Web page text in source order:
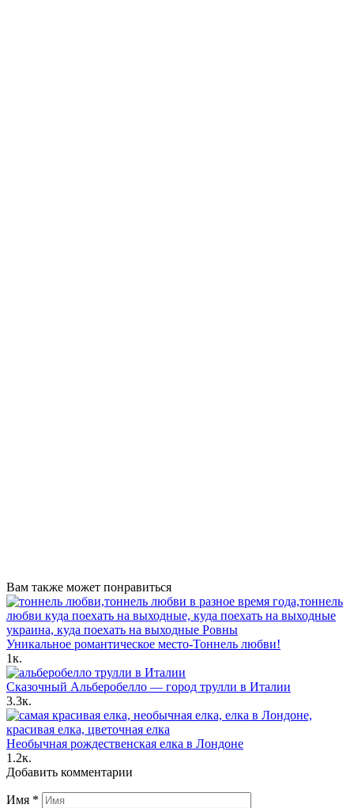
Вам также может понравиться
Уникальное романтическое место-Тоннель любви!
1к.
Сказочный Альберобелло — город трулли в Италии
3.3к.
Необычная рождественская елка в Лондоне
1.2к.
Добавить комментарии
Имя *